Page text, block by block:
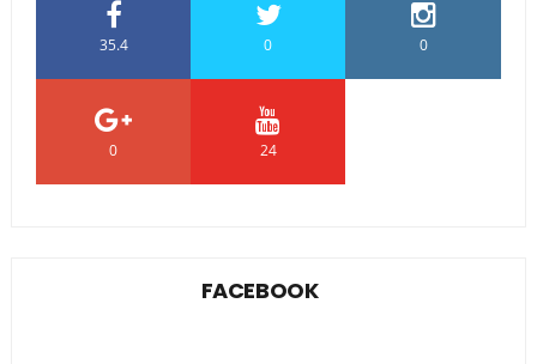
35.4 0 0
0 24
FACEBOOK